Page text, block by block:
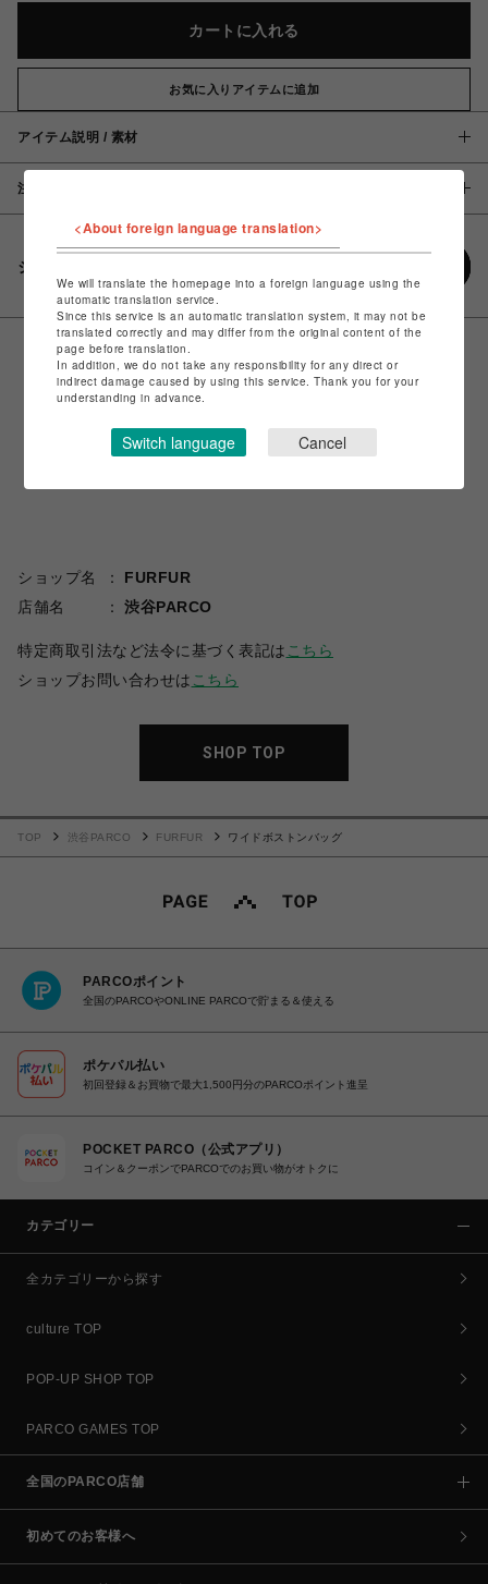
カートに入れる
お気に入りアイテムに追加
アイテム説明 / 素材
注意事項
シェアする
ショップ名
FURFUR
店舗名
渋谷PARCO
特定商取引法など法令に基づく表記は こちら
ショップお問い合わせは こちら
SHOP TOP
TOP 渋谷PARCO FURFUR ワイドボストンバッグ
PARCOポイント
全国のPARCOやONLINE PARCOで貯まる＆使える
ポケパル払い
初回登録＆お買物で最大1,500円分のPARCOポイント進呈
POCKET PARCO（公式アプリ）
コイン＆クーポンでPARCOでのお買い物がオトクに
カテゴリー
全カテゴリーから探す
culture TOP
POP-UP SHOP TOP
PARCO GAMES TOP
全国のPARCO店舗
初めてのお客様へ
<About foreign language translation>
We will translate the homepage into a foreign language using the
automatic translation service.
Since this service is an automatic translation system, it may not be
translated correctly and may differ from the original content of the
page before translation.
In addition, we do not take any responsibility for any direct or
indirect damage caused by using this service. Thank you for your
understanding in advance.
Switch language Cancel